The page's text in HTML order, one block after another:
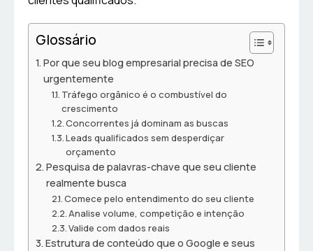
Glossário
Por que seu blog empresarial precisa de SEO
urgentemente
Tráfego orgânico é o combustível do
crescimento
Concorrentes já dominam as buscas
Leads qualificados sem desperdiçar
orçamento
Pesquisa de palavras-chave que seu cliente
realmente busca
Comece pelo entendimento do seu cliente
Analise volume, competição e intenção
Valide com dados reais
Estrutura de conteúdo que o Google e seus